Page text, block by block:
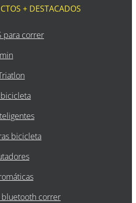
+ DESTACADOS
para correr
bicicleta
correr